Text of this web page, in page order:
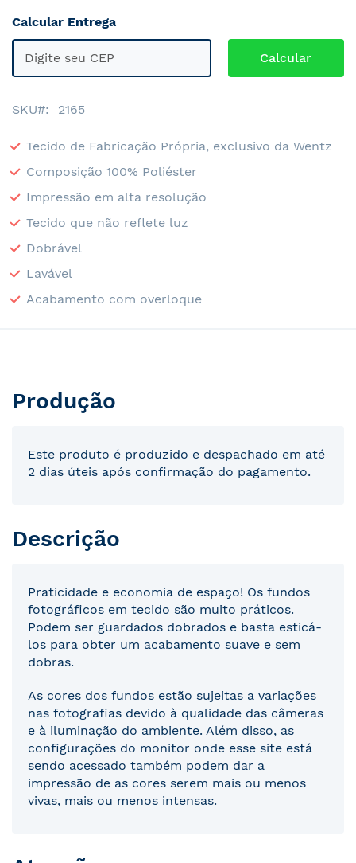
Calcular Entrega
SKU 2165
Tecido de Fabricação Própria, exclusivo da Wentz
Composição 100% Poliéster
Impressão em alta resolução
Tecido que não reflete luz
Dobrável
Lavável
Acabamento com overloque
Produção
Este produto é produzido e despachado em até
2 dias úteis após confirmação do pagamento.
Descrição
Praticidade e economia de espaço! Os fundos
fotográficos em tecido são muito práticos.
Podem ser guardados dobrados e basta esticá-
los para obter um acabamento suave e sem
dobras.
As cores dos fundos estão sujeitas a variações
nas fotografias devido à qualidade das câmeras
e à iluminação do ambiente. Além disso, as
configurações do monitor onde esse site está
sendo acessado também podem dar a
impressão de as cores serem mais ou menos
vivas, mais ou menos intensas.